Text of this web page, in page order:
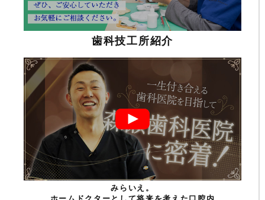
歯科技工所紹介
みらいえ。